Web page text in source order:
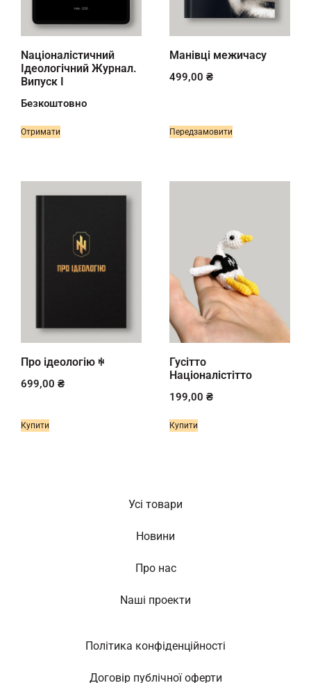
Nаціоналістичний
Ідеологічний Журнал.
Випуск I
Безкоштовно
Отримати
Манівці межичасу
499,00 ₴
Передзамовити
Про ідеологію ꑭ
699,00 ₴
Купити
Гусітто
Націоналістітто
199,00 ₴
Купити
Усі товари
Новини
Про нас
Nаші проекти
Політика конфіденційності
Договір публічної оферти